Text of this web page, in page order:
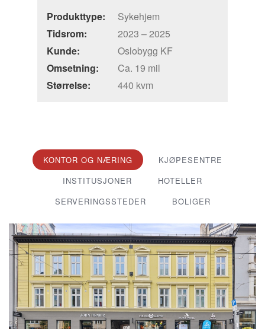
Produkttype:
Sykehjem
Tidsrom:
2023 – 2025
Kunde:
Oslobygg KF
Omsetning:
Ca. 19 mil
Størrelse:
440 kvm
KONTOR OG NÆRING
KJØPESENTRE
INSTITUSJONER
HOTELLER
SERVERINGSSTEDER
BOLIGER